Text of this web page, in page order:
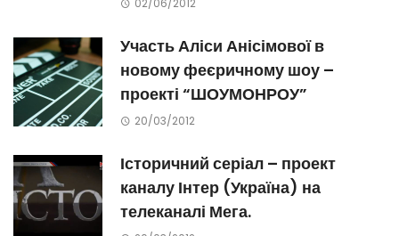
02/06/2012
Участь Аліси Анісімової в
новому феєричному шоу –
проекті “ШОУМОНРОУ”
20/03/2012
Історичний серіал – проект
каналу Інтер (Україна) на
телеканалі Мега.